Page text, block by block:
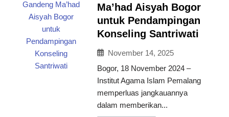
Ma’had Aisyah Bogor
untuk Pendampingan
Konseling Santriwati
November 14, 2025
Bogor, 18 November 2024 –
Institut Agama Islam Pemalang
memperluas jangkauannya
dalam memberikan...